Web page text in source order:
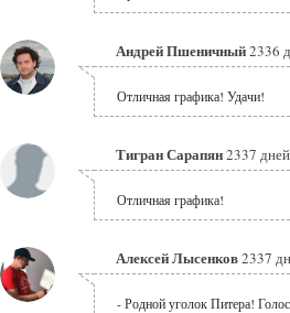
Андрей Пшеничный2336
Отличная графика! Удачи!
Тигран Сарапян2337
Отличная графика!
Алексей Лысенков2337
- Родной уголок Питера!